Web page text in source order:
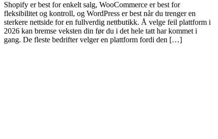
Shopify er best for enkelt salg, WooCommerce er best for
fleksibilitet og kontroll, og WordPress er best når du trenger en
sterkere nettside for en fullverdig nettbutikk. Å velge feil plattform i
2026 kan bremse veksten din før du i det hele tatt har kommet i
gang. De fleste bedrifter velger en plattform fordi den […]